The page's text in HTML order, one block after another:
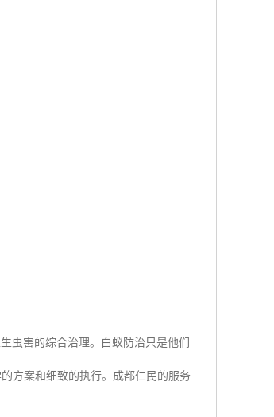
虫害的综合治理。白蚁防治只是他们
方案和细致的执行。成都仁民的服务